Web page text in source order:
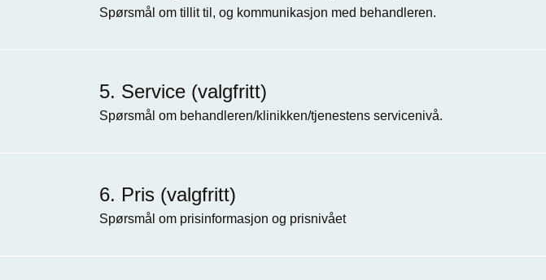
Spørsmål om tillit til, og kommunikasjon med behandleren.
Service (valgfritt)
Spørsmål om behandleren/klinikken/tjenestens servicenivå.
Pris (valgfritt)
Spørsmål om prisinformasjon og prisnivået